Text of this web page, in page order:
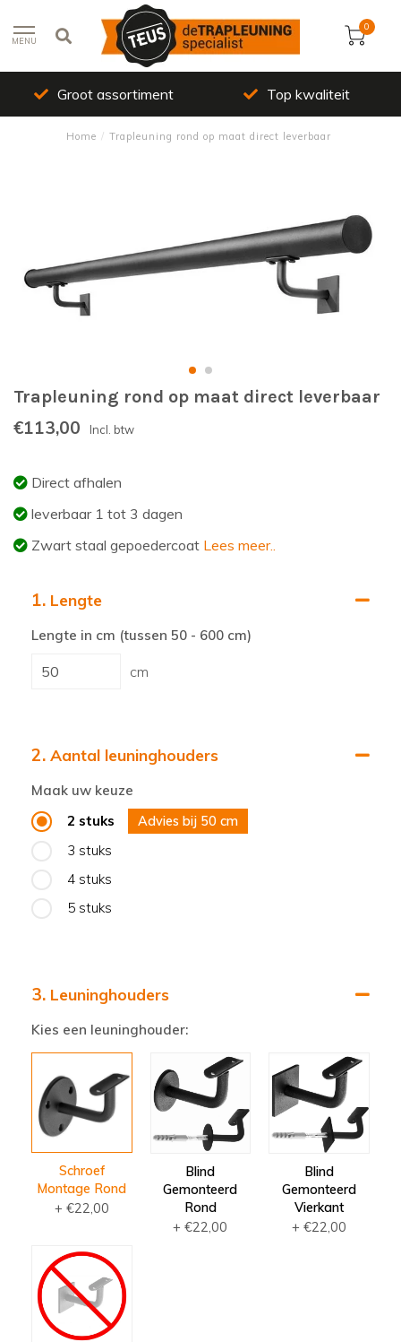
MENU
0
Groot assortiment Top kwaliteit
Home / Trapleuning rond op maat direct leverbaar
Trapleuning rond op maat direct leverbaar
€113,00 Incl. btw
Direct afhalen
leverbaar 1 tot 3 dagen
Zwart staal gepoedercoat Lees meer..
1. Lengte
Lengte in cm (tussen 50 - 600 cm)
cm
2. Aantal leuninghouders
Maak uw keuze
2 stuks
Advies bij 50 cm
3 stuks
4 stuks
5 stuks
3. Leuninghouders
Kies een leuninghouder:
Schroef
Montage Rond
+ €22,00
Blind
Gemonteerd
Rond
+ €22,00
Blind
Gemonteerd
Vierkant
+ €22,00